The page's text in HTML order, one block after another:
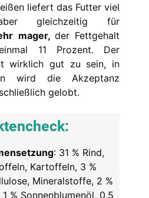
liefert das Futter viel
gleichzeitig für
mager, der Fettgehalt
11 Prozent. Der
wirklich gut zu sein, in
wird die Akzeptanz
gelobt.
:
: 31 % Rind,
Kartoffeln, 3 %
Mineralstoffe, 2 %
% Sonnenblumenöl, 0,5